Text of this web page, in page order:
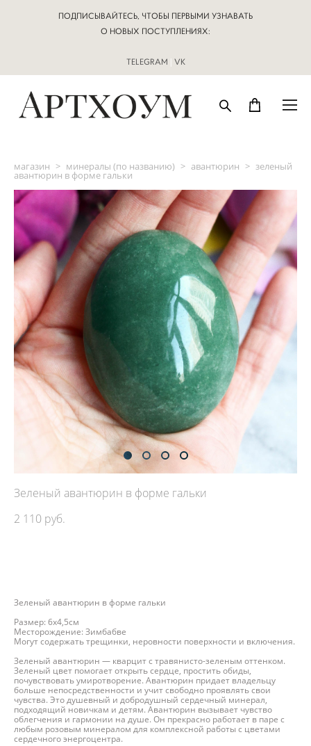
ПОДПИСЫВАЙТЕСЬ, ЧТОБЫ ПЕРВЫМИ УЗНАВАТЬ
О НОВЫХ ПОСТУПЛЕНИЯХ:
TELEGRAM | VK
магазин > минералы (по названию) > авантюрин > зеленый
авантюрин в форме гальки
Зеленый авантюрин в форме гальки
2 110 pуб.
Зеленый авантюрин в форме гальки
Размер: 6х4,5см
Месторождение: Зимбабве
Могут содержать трещинки, неровности поверхности и включения.
Зеленый авантюрин — кварцит с травянисто-зеленым оттенком.
Зеленый цвет помогает открыть сердце, простить обиды,
почувствовать умиротворение. Авантюрин придает владельцу
больше непосредственности и учит свободно проявлять свои
чувства. Это душевный и добродушный сердечный минерал,
подходящий новичкам и детям. Авантюрин вызывает чувство
облегчения и гармонии на душе. Он прекрасно работает в паре с
любым розовым минералом для комплексной работы с цветами
сердечного энергоцентра.